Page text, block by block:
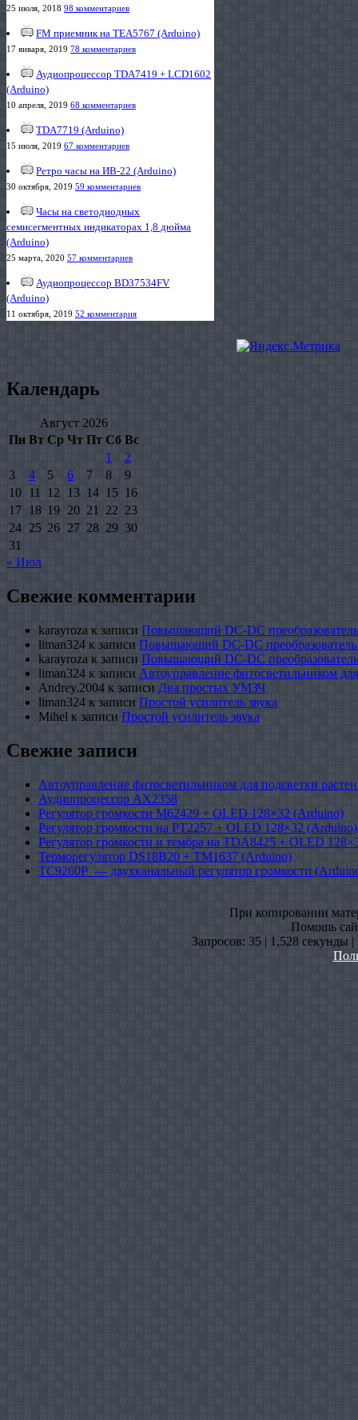
25 июля, 2018 98 комментариев
FM приемник на TEA5767 (Arduino)
17 января, 2019 78 комментариев
Аудиопроцессор TDA7419 + LCD1602
(Arduino)
10 апреля, 2019 68 комментариев
TDA7719 (Arduino)
15 июля, 2019 67 комментариев
Ретро часы на ИВ-22 (Arduino)
30 октября, 2019 59 комментариев
Часы на светодиодных
семисегментных индикаторах 1,8 дюйма
(Arduino)
25 марта, 2020 57 комментариев
Аудиопроцессор BD37534FV
(Arduino)
11 октября, 2019 52 комментария
Календарь
Август 2026
Пн Вт Ср Чт Пт Сб Вс
1
2
3
4 5 6 7 8
9
10 11 12 13 14 15 16
17 18 19 20 21 22 23
24 25 26 27 28 29 30
31
« Июл
Свежие комментарии
karayroza к записи Повышающий DC-DC
liman324 к записи Повышающий DC-DC
karayroza к записи Повышающий DC-DC
liman324 к записи Автоуправление фитосветильником
Andrey.2004 к записи Два простых УМЗЧ
liman324 к записи Простой усилитель звука
Mihel к записи Простой усилитель звука
Свежие записи
Автоуправление фитосветильником для подсветки
Аудиопроцессор AX2358
Регулятор громкости M62429 + OLED 128×32 (Arduino)
Регулятор громкости на PT2257 + OLED 128×32 (Arduino)
Регулятор громкости и тембра на TDA8425 + OLED
Терморегулятор DS18B20 + TM1637 (Arduino)
TC9260P — двухканальный регулятор громкости
При копировании
Помошь
Запросов: 35 | 1,528 секунды